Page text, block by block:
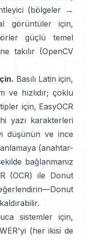
(bölgeler →
görüntüler için,
güçlü temel
takılır (OpenCV
Basılı Latin için,
ve hızlıdır; çoklu
için, EasyOCR
yazı karakterleri
düşünün ve ince
(anahtar-
bağlanmanız
(OCR) ile Donut
sistemler için,
(her ikisi de